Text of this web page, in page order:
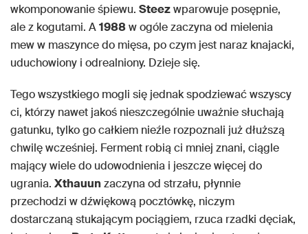
wkomponowanie śpiewu. Steezwparowuje posępnie,
ale z kogutami. A1988w ogóle zaczyna od mielenia
mew w maszynce do mięsa, po czym jest naraz knajacki,
uduchowiony i odrealniony. Dzieje się.
Tego wszystkiego mogli się jednak spodziewać wszyscy
ci, którzy nawet jakoś nieszczególnie uważnie słuchają
gatunku, tylko go całkiem nieźle rozpoznali już dłuższą
chwilę wcześniej. Ferment robią ci mniej znani, ciągle
mający wiele do udowodnienia i jeszcze więcej do
ugrania. Xthauunzaczyna od strzału, płynnie
przechodzi w dźwiękową pocztówkę, niczym
dostarczaną stukającym pociągiem, rzuca rzadki dęciak,